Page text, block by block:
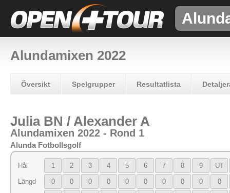
Alundamixen 2022
Översikt Spelgrupper Resultatlista
Julia BN / Alexander A
Alundamixen 2022 - Rond 1
Alunda Fotbollsgolf
Hål 1 2 3 4 5 6 7 8 9 UT
Längd 0 0 0 0 0 0 0 0 0 0